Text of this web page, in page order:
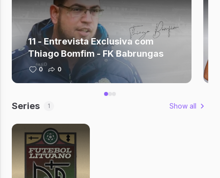
11 - Entrevista Exclusiva com
Thiago Bomfim - FK Babrungas
0 0
Series 1 Show all